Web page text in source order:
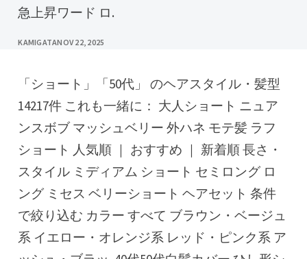
急上昇ワード ロ.
KAMIGATANOV 22, 2025
「ショート」「50代」 のヘアスタイル・髪型
14217件 これも一緒に： 大人ショート ニュア
ンスボブ マッシュベリー 外ハネ モテ髪 ラフ
ショート 人気順 ｜ おすすめ ｜ 新着順 長さ・
スタイル ミディアム ショート セミロング ロ
ング ミセス ベリーショート ヘアセット 条件
で絞り込む カラー すべて ブラウン・ベージュ
系 イエロー・オレンジ系 レッド・ピンク系 ア